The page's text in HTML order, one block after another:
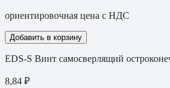
ориентировочная цена с НДС
Добавить в корзину
EDS-S Винт самосверлящий
8,84 ₽